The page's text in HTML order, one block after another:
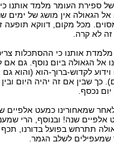
של ספירת העומר מלמד אותנו
אל הגאולה אין מושג של
מכל מקום, דווקא תופעה
זה לא קרה.
אותנו כי ההסתכלות
אל הגאולה ביום נוסף. גם אם
וידוע לקדוש-ברוך-הוא (והוא
כך שבין אם זה יהיה היום
נכסף.
שמאחורינו כמעט אלפיים
אלפיים שנה! ובנוסף, הרי
תתרחש בפועל בדורנו,
לשלב הגמר.